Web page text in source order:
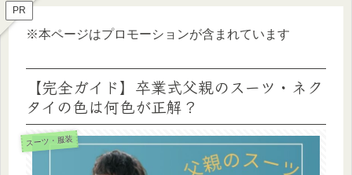
PR
※本ページはプロモーションが含まれています
【完全ガイド】卒業式父親のスーツ・ネク
タイの色は何色が正解？
スーツ・服装